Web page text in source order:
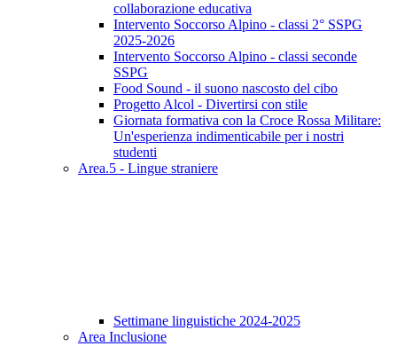
collaborazione educativa
Intervento Soccorso Alpino - classi 2° SSPG
2025-2026
Intervento Soccorso Alpino - classi seconde
SSPG
Food Sound - il suono nascosto del cibo
Progetto Alcol - Divertirsi con stile
Giornata formativa con la Croce Rossa Militare:
Un'esperienza indimenticabile per i nostri
studenti
Area.5 - Lingue straniere
Settimane linguistiche 2024-2025
Area Inclusione